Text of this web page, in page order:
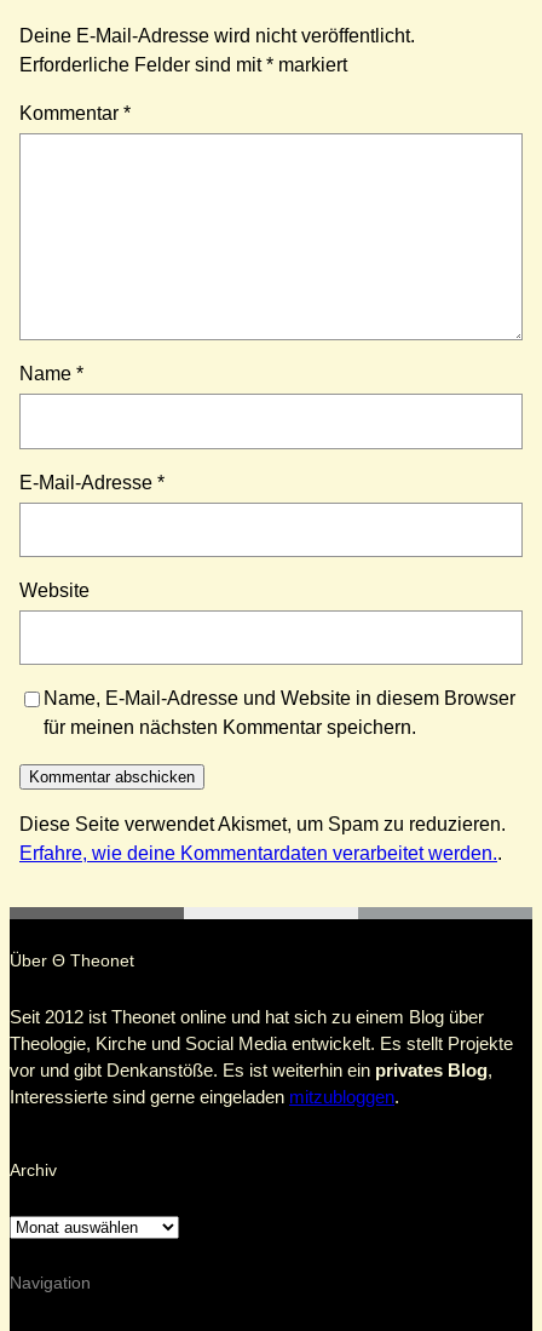
Deine E-Mail-Adresse wird nicht veröffentlicht.
Erforderliche Felder sind mit* markiert
Kommentar *
Name *
E-Mail-Adresse *
Website
Name, E-Mail-Adresse und Website in diesem Browser
für meinen nächsten Kommentar speichern.
Diese Seite verwendet Akismet, um Spam zu reduzieren.
Erfahre, wie deine Kommentardaten verarbeitet werden..
Über Θ Theonet
Seit 2012 ist Theonet online und hat sich zu einem Blog über
Theologie, Kirche und Social Media entwickelt. Es stellt Projekte
vor und gibt Denkanstöße. Es ist weiterhin ein privates Blog,
Interessierte sind gerne eingeladen mitzubloggen.
Archiv
Navigation